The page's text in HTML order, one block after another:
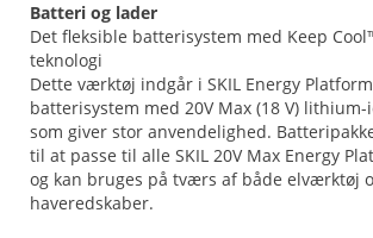
Batteri og lader
Det fleksible batterisystem med Keep
teknologi
Dette værktøj indgår i SKIL Energy
batterisystem med 20V Max (18 V)
som giver stor anvendelighed.
til at passe til alle SKIL 20V Max Energy
og kan bruges på tværs af både elværktøj
haveredskaber.